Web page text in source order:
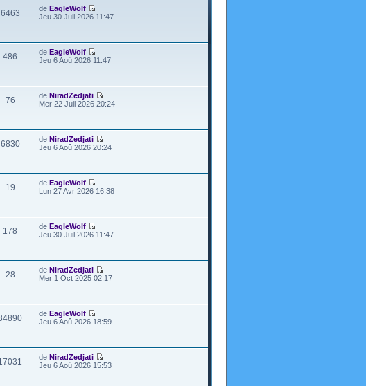
6463 deEagleWolf
Jeu 30 Juil 2026 11:47
486 deEagleWolf
Jeu 6 Aoû 2026 11:47
76 deNiradZedjati
Mer 22 Juil 2026 20:24
6830 deNiradZedjati
Jeu 6 Aoû 2026 20:24
19 deEagleWolf
Lun 27 Avr 2026 16:38
178 deEagleWolf
Jeu 30 Juil 2026 11:47
28 deNiradZedjati
Mer 1 Oct 2025 02:17
deEagleWolf
Jeu 6 Aoû 2026 18:59
deNiradZedjati
Jeu 6 Aoû 2026 15:53